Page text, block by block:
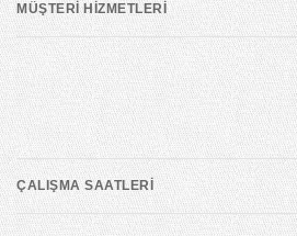
MÜŞTERİ HİZMETLERİ
ÇALIŞMA SAATLERİ